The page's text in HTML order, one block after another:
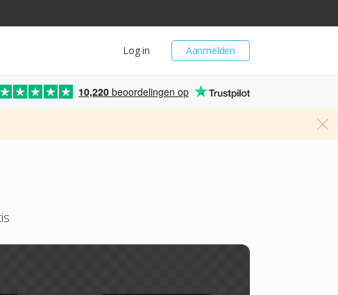
Aanmelden
Log in
10,220 beoordelingen op